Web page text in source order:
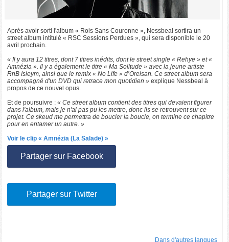
Après avoir sorti l'album « Rois Sans Couronne », Nessbeal sortira un
street album intitulé « RSC Sessions Perdues », qui sera disponible le 20
avril prochain.
« Il y aura 12 titres, dont 7 titres inédits, dont le street single « Rehye » et «
Amnézia ». Il y a également le titre « Ma Solitude » avec la jeune artiste
RnB Isleym, ainsi que le remix « No Life » d’Orelsan. Ce street album sera
accompagné d'un DVD qui retrace mon quotidien » explique Nessbeal à
propos de ce nouvel opus.
Et de poursuivre :« Ce street album contient des titres qui devaient figurer
dans l'album, mais je n'ai pas pu les mettre, donc ils se retrouvent sur ce
projet. Ce skeud me permettra de boucler la boucle, on termine ce chapitre
pour en entamer un autre. »
Voir le clip « Amnézia (La Salade) »
Partager sur Facebook
Partager sur Twitter
Dans d'autres langues